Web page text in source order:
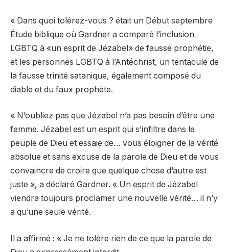
« Dans quoi tolérez-vous ? était un Début septembre
Étude biblique où Gardner a comparé l’inclusion
LGBTQ à «un esprit de Jézabel» de fausse prophétie,
et les personnes LGBTQ à l’Antéchrist, un tentacule de
la fausse trinité satanique, également composé du
diable et du faux prophète.
« N’oubliez pas que Jézabel n’a pas besoin d’être une
femme. Jézabel est un esprit qui s’infiltre dans le
peuple de Dieu et essaie de… vous éloigner de la vérité
absolue et sans excuse de la parole de Dieu et de vous
convaincre de croire que quelque chose d’autre est
juste », a déclaré Gardner. « Un esprit de Jézabel
viendra toujours proclamer une nouvelle vérité… il n’y
a qu’une seule vérité.
Il a affirmé : « Je ne tolère rien de ce que la parole de